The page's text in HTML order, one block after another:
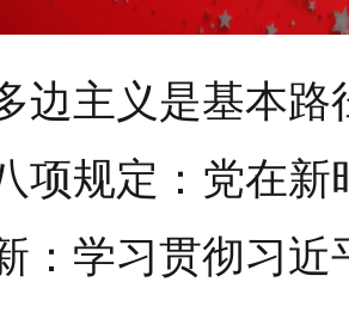
义是基本路径——构建更加公
定：党在新时代的徙木立信
习贯彻习近平法治思想需要把